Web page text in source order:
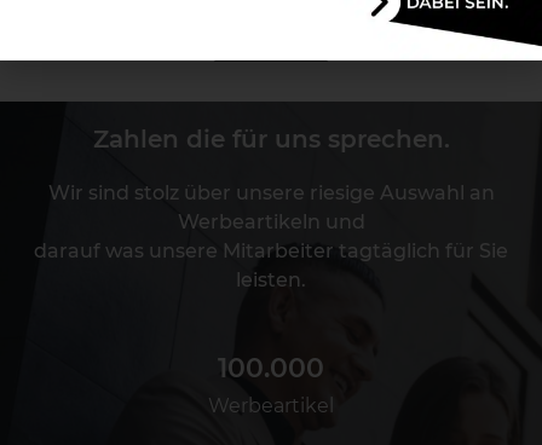
Zahlen die für uns sprechen.
Wir sind stolz über unsere riesige Auswahl an
Werbeartikeln und
darauf was unsere Mitarbeiter tagtäglich für Sie
leisten.
Werbeartikel
100.000